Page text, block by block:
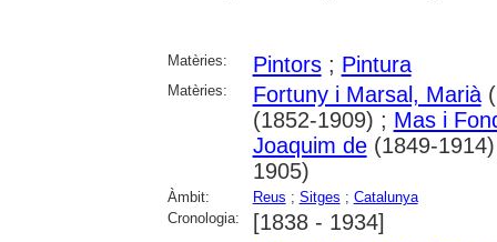
Matèries: Pintors; Pintura
Matèries: Fortuny i Marsal, Marià
(1852-1909) ; Mas i
Joaquim de(1849-
1905)
Àmbit: Reus ; Sitges ; Catalunya
Cronologia:
[1838 - 1934]